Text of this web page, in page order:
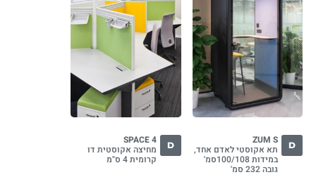
D
ZUM S
תא אקוסטי לאדם אחד,
במידות 100/108סמ'
גובה 232 סמ'
D
SPACE 4
מחיצה אקוסטית דו
קרומית 4 ס"מ